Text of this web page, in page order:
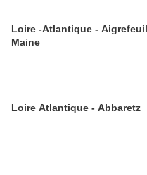
Loire -Atlantique -
Maine
Loire Atlantique - Abbaretz